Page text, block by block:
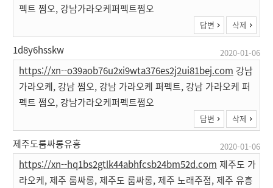
펙트 쩜오, 강남가라오케퍼펙트쩜오
답변 삭제
1d8y6hsskw 2020-01-06
https://xn--o39aob76u2xi9wta376es2j2ui81bej.com 강남
가라오케, 강남 쩜오, 강남 가라오케 퍼펙트, 강남 가라오케 퍼
펙트 쩜오, 강남가라오케퍼펙트쩜오
답변 삭제
제주도룸싸롱유흥 2020-01-06
https://xn--hq1bs2gtlk44abhfcsb24bm52d.com 제주도 가
라오케, 제주 룸싸롱, 제주도 룸싸롱, 제주 노래주점, 제주 유흥